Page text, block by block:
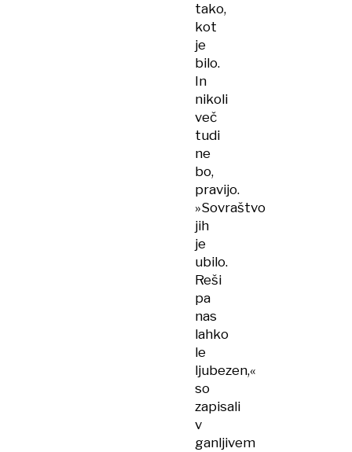
tako,
kot
je
bilo.
In
nikoli
več
tudi
ne
bo,
pravijo.
»Sovraštvo
jih
je
ubilo.
Reši
pa
nas
lahko
le
ljubezen,«
so
zapisali
v
ganljivem